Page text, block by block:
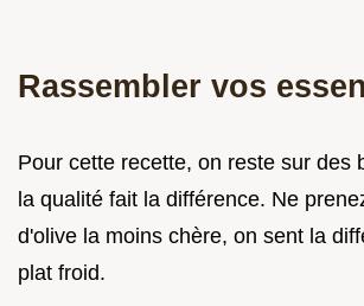
Rassembler vos
Pour cette recette, on reste sur des
la qualité fait la différence. Ne
d'olive la moins chère, on sent la
plat froid.